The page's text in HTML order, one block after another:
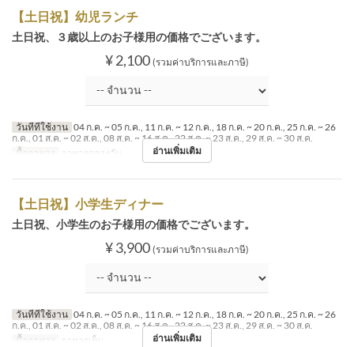
【土日祝】幼児ランチ
土日祝、３歳以上のお子様用の価格でございます。
¥ 2,100 (รวมค่าบริการและภาษี)
วันที่ที่ใช้งาน 04 ก.ค. ~ 05 ก.ค., 11 ก.ค. ~ 12 ก.ค., 18 ก.ค. ~ 20 ก.ค., 25 ก.ค. ~ 26
ก.ค., 01 ส.ค. ~ 02 ส.ค., 08 ส.ค. ~ 16 ส.ค., 22 ส.ค. ~ 23 ส.ค., 29 ส.ค. ~ 30 ส.ค.
มื้ออาหาร
อาหารกลางวัน อ่านเพิ่มเติม
【土日祝】小学生ディナー
土日祝、小学生のお子様用の価格でございます。
¥ 3,900 (รวมค่าบริการและภาษี)
วันที่ที่ใช้งาน 04 ก.ค. ~ 05 ก.ค., 11 ก.ค. ~ 12 ก.ค., 18 ก.ค. ~ 20 ก.ค., 25 ก.ค. ~ 26
ก.ค., 01 ส.ค. ~ 02 ส.ค., 08 ส.ค. ~ 16 ส.ค., 22 ส.ค. ~ 23 ส.ค., 29 ส.ค. ~ 30 ส.ค.
มื้ออาหาร
อาหารเย็น อ่านเพิ่มเติม